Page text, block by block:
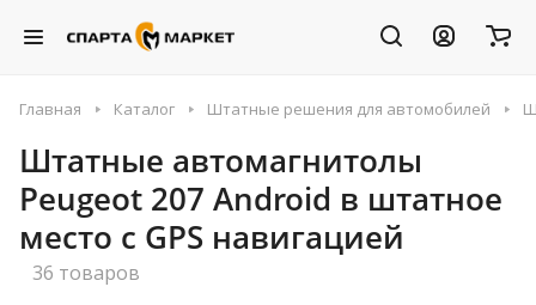
Главная Каталог Штатные решения для автомобилей
Штатные автомагнитолы
Peugeot 207 Android в штатное
место с GPS навигацией
36 товаров